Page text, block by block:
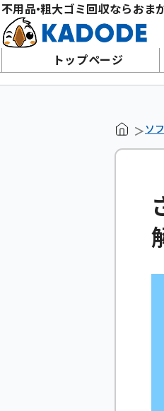
不用品・粗大ゴミ回収ならおま
トップページ
ソ